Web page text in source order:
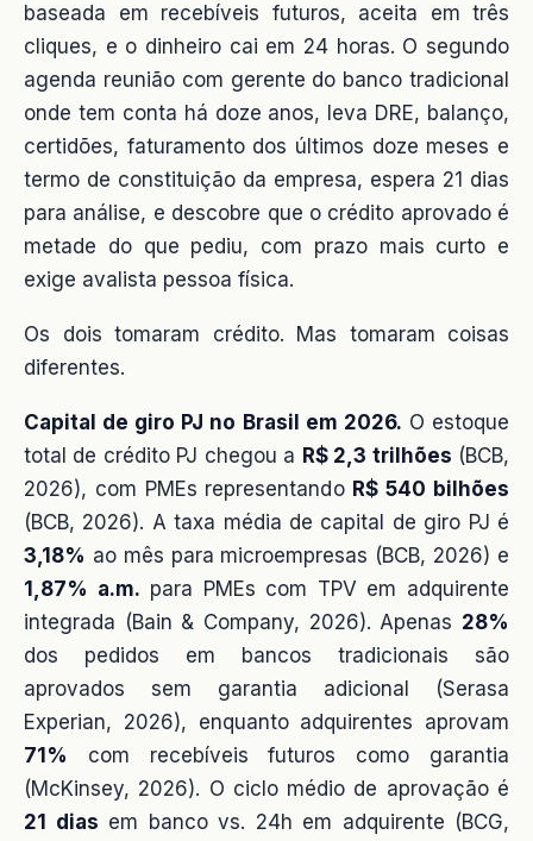
baseada em recebíveis futuros, aceita em três
cliques, e o dinheiro cai em 24 horas. O segundo
agenda reunião com gerente do banco tradicional
onde tem conta há doze anos, leva DRE, balanço,
certidões, faturamento dos últimos doze meses e
termo de constituição da empresa, espera 21 dias
para análise, e descobre que o crédito aprovado é
metade do que pediu, com prazo mais curto e
exige avalista pessoa física.
Os dois tomaram crédito. Mas tomaram coisas
diferentes.
Capital de giro PJ no Brasil em 2026. O estoque
total de crédito PJ chegou a R$ 2,3 trilhões (BCB,
2026), com PMEs representando R$ 540 bilhões
(BCB, 2026). A taxa média de capital de giro PJ é
3,18% ao mês para microempresas (BCB, 2026) e
1,87% a.m. para PMEs com TPV em adquirente
integrada (Bain & Company, 2026). Apenas 28%
dos pedidos em bancos tradicionais são
aprovados sem garantia adicional (Serasa
Experian, 2026), enquanto adquirentes aprovam
71% com recebíveis futuros como garantia
(McKinsey, 2026). O ciclo médio de aprovação é
21 dias em banco vs. 24h em adquirente (BCG,